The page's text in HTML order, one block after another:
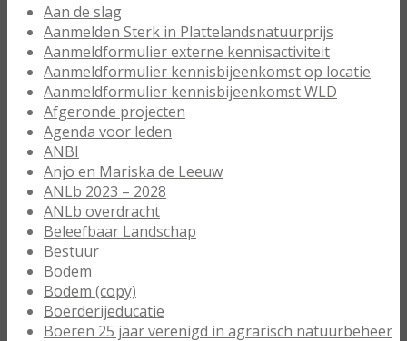
Aan de slag
Aanmelden Sterk in Plattelandsnatuurprijs
Aanmeldformulier externe kennisactiviteit
Aanmeldformulier kennisbijeenkomst op locatie
Aanmeldformulier kennisbijeenkomst WLD
Afgeronde projecten
Agenda voor leden
ANBI
Anjo en Mariska de Leeuw
ANLb 2023 – 2028
ANLb overdracht
Beleefbaar Landschap
Bestuur
Bodem
Bodem (copy)
Boerderijeducatie
Boeren 25 jaar verenigd in agrarisch natuurbeheer